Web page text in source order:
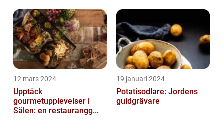
12 mars 2024
Upptäck
gourmetupplevelser i
Sälen: en restaurangg...
19 januari 2024
Potatisodlare: Jordens
guldgrävare